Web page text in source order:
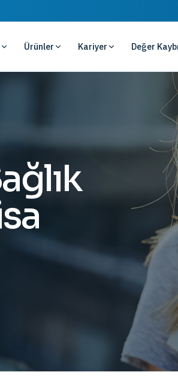
Ürünler Kariyer Değer Kaybı